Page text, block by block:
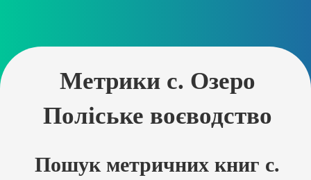
Метрики с. Озеро
Поліське воєводство
Пошук метричних книг с.